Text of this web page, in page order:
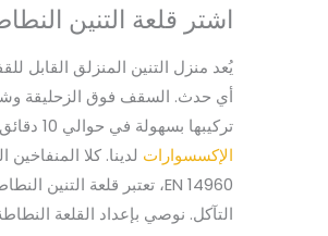
اشتر قلعة التنين
يُعد منزل التنين المنزلق القابل
أي حدث. السقف فوق الزحليقة
تركيبها بسهولة في حوالي 10 دقائق. تتضمن الحزمة القلعة النطاطية وحقيبة نقل ومجموعة أدوات تصليح. يُرجى ملاحظة أن المنفاخ والغطاء الأرضي غير متضمنين. يمكنك العثور عليها في
الإكسسوارات لدينا. كلا
EN 14960، تعتبر قلعة التنين النطاطة منتجًا عالي الجودة يلبي أعلى معايير السلامة. يُرجى استخدام القلعة النطاطة فقط على
التآكل. نوصي بإعداد القلعة